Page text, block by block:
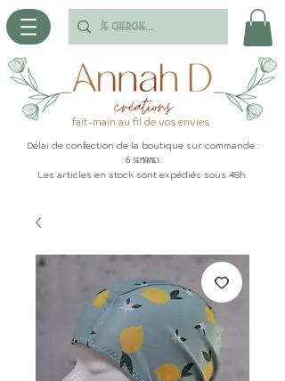
fait-main au fil de vos envies
Délai de confection de la boutique sur commande :
6 semaines
Les articles en stock sont expédiés sous 48h.